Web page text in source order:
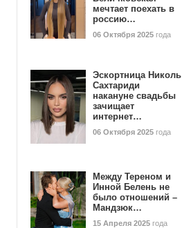
мечтает поехать в
россию…
06 Октября 2025 года
Эскортница Николь
Сахтариди
накануне свадьбы
зачищает
интернет…
06 Октября 2025 года
Между Тереном и
Инной Белень не
было отношений –
Мандзюк…
15 Апреля 2025 года